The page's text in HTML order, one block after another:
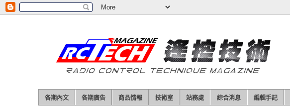
各期內文 各期廣告 商品情報 技術室 站務處 綜合消息 編輯手記